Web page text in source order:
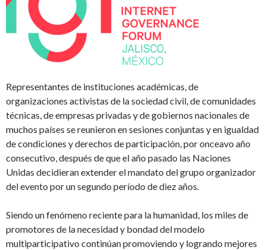
Representantes de instituciones académicas, de
organizaciones activistas de la sociedad civil, de comunidades
técnicas, de empresas privadas y de gobiernos nacionales de
muchos países se reunieron en sesiones conjuntas y en igualdad
de condiciones y derechos de participación, por onceavo año
consecutivo, después de que el año pasado las Naciones
Unidas decidieran extender el mandato del grupo organizador
del evento por un segundo período de diez años.
Siendo un fenómeno reciente para la humanidad, los miles de
promotores de la necesidad y bondad del modelo
multiparticipativo continúan promoviendo y logrando mejores